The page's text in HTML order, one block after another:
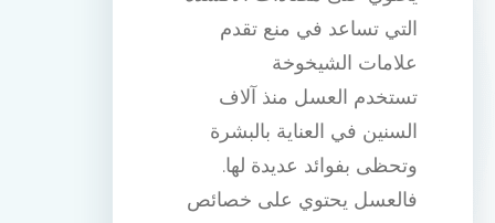
التي تساعد في منع تقدم
علامات الشيخوخة
تستخدم العسل منذ آلاف
السنين في العناية بالبشرة
وتحظى بفوائد عديدة لها.
فالعسل يحتوي على خصائص